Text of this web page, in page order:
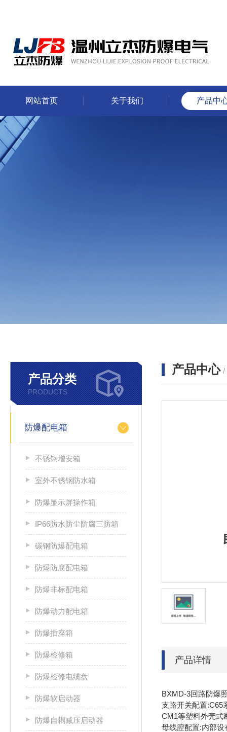
网站首页 关于我们 产品中
产品分类
PRODUCTS
防爆配电箱
不锈钢增安箱
室外不锈钢防水箱
防爆显示屏操作箱
IP66防水防尘防腐三防箱
碳钢防爆配电箱
防爆防腐配电箱
防爆非标配电箱
防爆动力配电箱
防爆插座箱
防爆检修箱
防爆检修电缆盘
防爆软启动器
防爆自耦减压启动器
产品中心 /
产品详情
BXMD-3回路防爆
支路开关配置:C65
CM1等塑料外壳式
母线腔配置:内部